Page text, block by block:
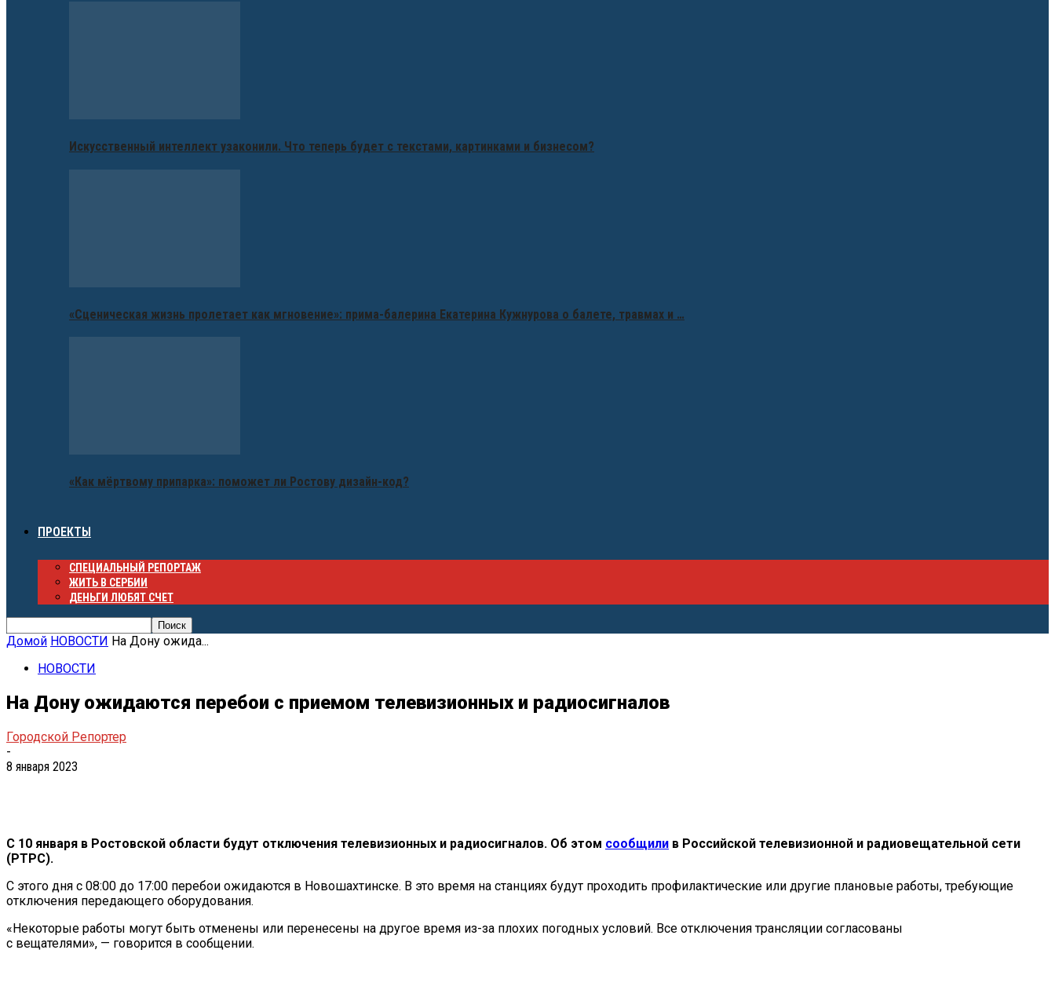
Искусственный интеллект узаконили. Что теперь будет с текстами, картинками и бизнесом?
«Сценическая жизнь пролетает как мгновение»: прима-балерина Екатерина Кужнурова о балете, травмах и …
«Как мёртвому припарка»: поможет ли Ростову дизайн-код?
ПРОЕКТЫ
СПЕЦИАЛЬНЫЙ РЕПОРТАЖ
ЖИТЬ В СЕРБИИ
ДЕНЬГИ ЛЮБЯТ СЧЕТ
Домой НОВОСТИ На Дону ожида...
НОВОСТИ
На Дону ожидаются перебои с приемом телевизионных и радиосигналов
Городской Репортер
-
8 января 2023
С 10 января в Ростовской области будут отключения телевизионных и радиосигналов. Об этом сообщили в Российской телевизионной и радиовещательной сети
(РТРС).
С этого дня с 08:00 до 17:00 перебои ожидаются в Новошахтинске. В это время на станциях будут проходить профилактические или другие плановые работы, требующие
отключения передающего оборудования.
«Некоторые работы могут быть отменены или перенесены на другое время из-за плохих погодных условий. Все отключения трансляции согласованы
с вещателями», — говорится в сообщении.